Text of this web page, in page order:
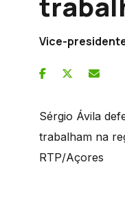
Vice-
Sérgio Ávila
trabalham na
RTP/Açores